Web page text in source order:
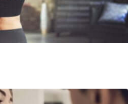
Indian J Med Res.
diarrhoea.
gut.52.3.436